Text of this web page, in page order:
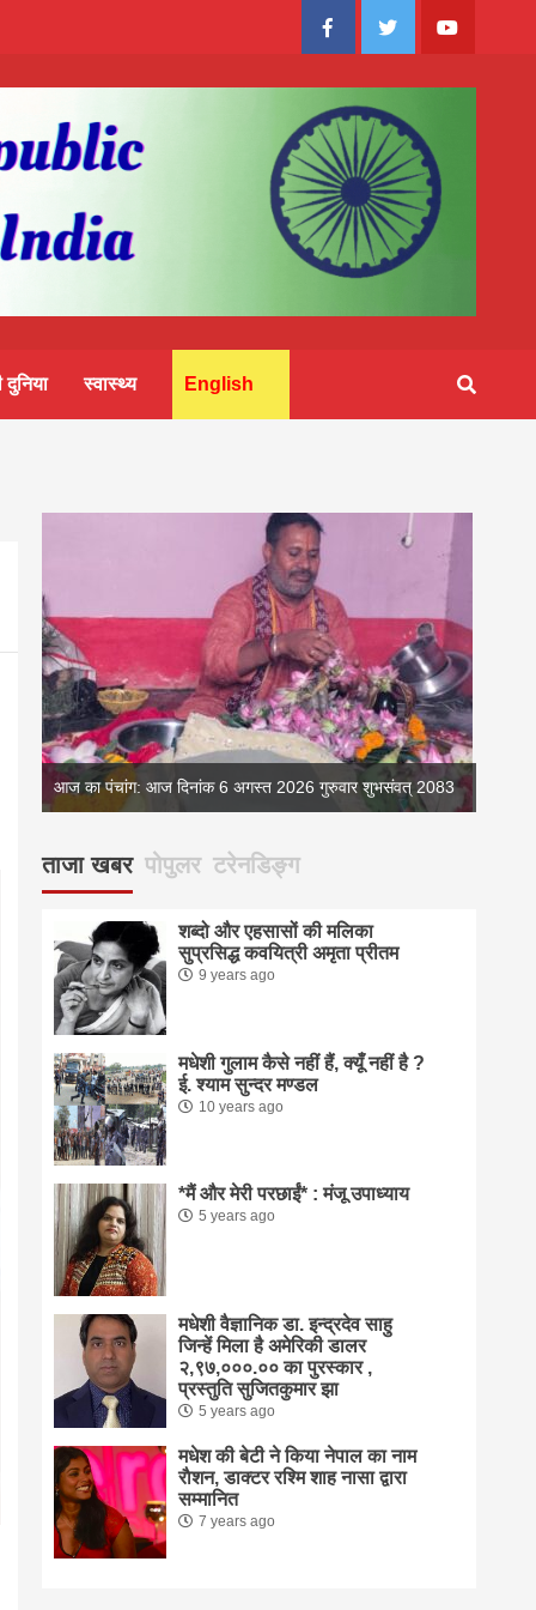
FacebookTwitter Youtube
स्वास्थ्य English
आज का पंचांग: आज दिनांक 6 अगस्त 2026 गुरुवार शुभसंवत् 2083
ताजा खबर पोपुलर टरेनडिङ्ग
शब्दो और एहसासों की मलिका
सुप्रसिद्ध कवयित्री अमृता प्रीतम
9 years ago
मधेशी गुलाम कैसे नहीं हैं, क्यूँ नहीं है ?
ई. श्याम सुन्दर मण्डल
10 years ago
*मैं और मेरी परछाईं* : मंजू उपाध्याय
5 years ago
मधेशी वैज्ञानिक डा. इन्द्रदेव साहु
जिन्हें मिला है अमेरिकी डालर
२,९७,०००.०० का पुरस्कार ,
प्रस्तुति सुजितकुमार झा
5 years ago
मधेश की बेटी ने किया नेपाल का नाम
राैशन, डाक्टर रश्मि शाह नासा द्वारा
सम्मानित
7 years ago